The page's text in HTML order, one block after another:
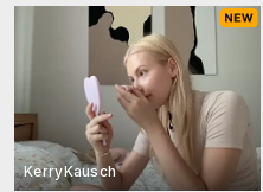
KerryKausch